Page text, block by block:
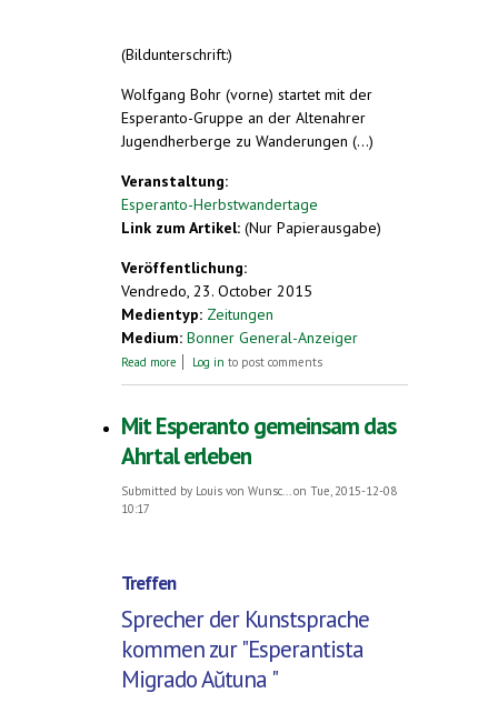
(Bildunterschrift:)
Wolfgang Bohr (vorne) startet mit der
Esperanto-Gruppe an der Altenahrer
Jugendherberge zu Wanderungen (...)
Veranstaltung:
Esperanto-Herbstwandertage
Link zum Artikel: (Nur Papierausgabe)
Veröffentlichung:
Vendredo, 23. October 2015
Medientyp: Zeitungen
Medium: Bonner General-Anzeiger
Read more about Wolfgang Bohr startet mit der
Log in to post comments
Mit Esperanto gemeinsam das
Ahrtal erleben
Submitted by Louis von Wunsc...on Tue, 2015-12-08
10:17
Treffen
Sprecher der Kunstsprache
kommen zur "Esperantista
Migrado Aŭtuna "